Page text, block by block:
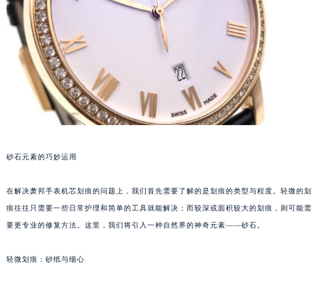
砂石元素的巧妙运用
在解决萧邦手表机芯划痕的问题上，我们首先需要了解的是划痕的类型与程度。轻微的划
痕往往只需要一些日常护理和简单的工具就能解决；而较深或面积较大的划痕，则可能需
要更专业的修复方法。这里，我们将引入一种自然界的神奇元素——砂石。
轻微划痕：砂纸与细心